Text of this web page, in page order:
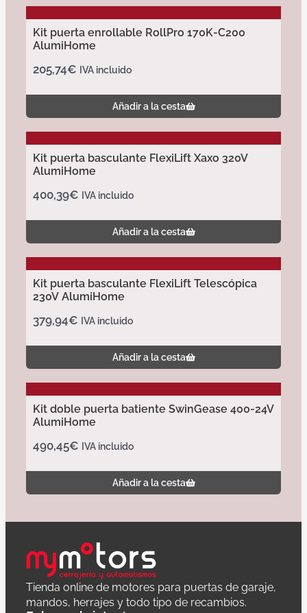
Kit puerta enrollable RollPro 170K-C200
AlumiHome
205,74€ IVA incluido
Añadir a la cesta
Kit puerta basculante FlexiLift Xaxo 320V
AlumiHome
400,39€ IVA incluido
Añadir a la cesta
Kit puerta basculante FlexiLift Telescópica
230V AlumiHome
379,94€ IVA incluido
Añadir a la cesta
Kit doble puerta batiente SwinGease 400-24V
AlumiHome
490,45€ IVA incluido
Añadir a la cesta
Tienda online de motores para puertas de garaje,
mandos, herrajes y todo tipo de recambios.